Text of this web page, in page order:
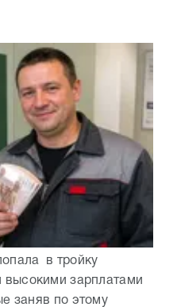
в тройку
зарплатами
заняв по этому